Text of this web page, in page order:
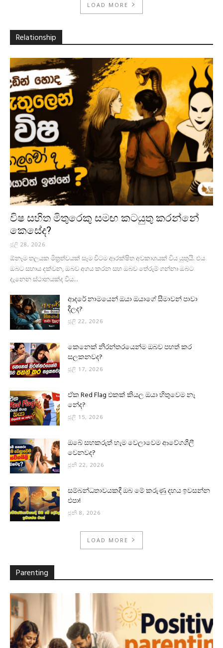
LOAD MORE
Relationship
විෂ සහිත මිතුරෙකු සමඟ කටයුතු කරන්නේ
කෙසේද?
ජූලි 28, 2026
ඕනෑම තලයක මිත්‍රත්වයක් සෑම විටම ආරක්ෂිත අවකාශයක් විය යුතුයි. එය
ඔබට සහාය දක්වන, ඔබව අගය කරන සහ ඔබව තේරුම් ගන්නා ඔබට
දැනෙන ස්ථානයක්ද විය...
ආදරේ නාමයෙන් ඔයා ඔයාගේ සීමාවන් පාවා
දීලද?
ජූලි 22, 2026
කෙනෙක් නිරන්තරයෙන්ම ඔබව පහත් කර
සලකනවද?
ජූලි 17, 2026
ඒක Red Flag එකක් කියල ඔයා හිතුවෙම නෑ
නේද?
ජූලි 15, 2026
ඔබේ සහකරුත් හැම වෙලාවෙම ආවේගශීලී
වෙනවද?
ජූනි 22, 2026
සම්බන්ධතාවයකදී ඔබ මේ කරුණු දහය ඉවසන්න
එපා!
ජූනි 8, 2026
LOAD MORE
Parenting